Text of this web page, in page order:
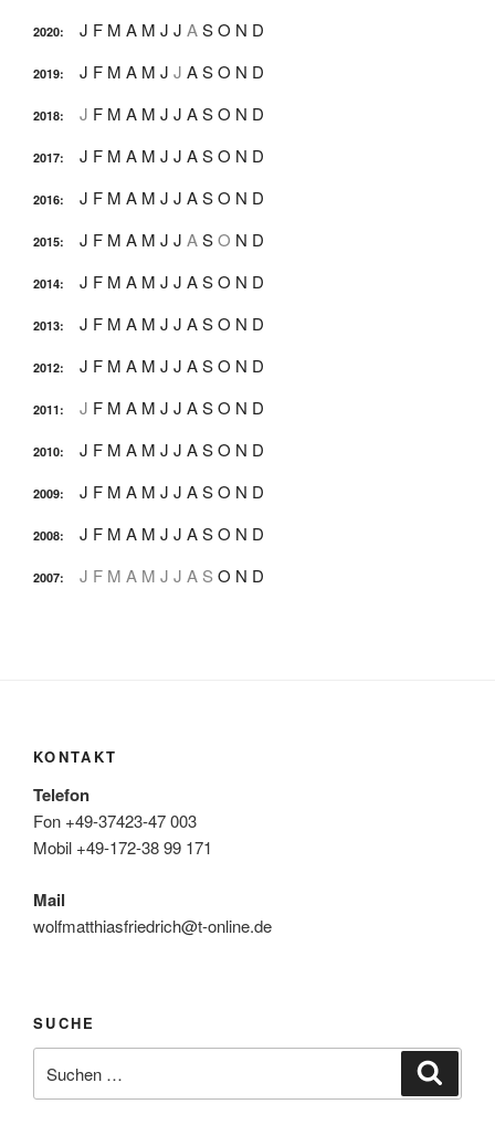
2020: J F M A M J J ASO N D
2019: J F M A M J J ASO N D
2018: J F M A M J J ASO N D
2017: J F M A M J J ASO N D
2016: J F M A M J J ASO N D
2015: J F M A M J J ASO N D
2014: J F M A M J J ASO N D
2013: J F M A M J J ASO N D
2012: J F M A M J J ASO N D
2011: J F M A M J J ASO N D
2010: J F M A M J J ASO N D
2009: J F M A M J J ASO N D
2008: J F M A M J J ASO N D
2007: J F M A M J J A S O N D
KONTAKT
Telefon
Fon +49-37423-47 003
Mobil +49-172-38 99 171
Mail
wolfmatthiasfriedrich@t-online.de
SUCHE
nach: